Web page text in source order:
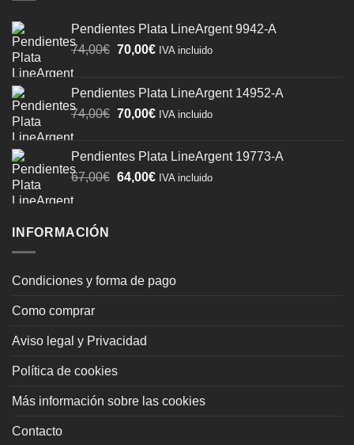
Pendientes Plata LineArgent 9942-A
74,00€ El
era:
74,00€.
70,00€El
es:
70,00€.
IVA incluido
Pendientes Plata LineArgent 14952-A
74,00€ El
era:
74,00€.
70,00€El
es:
70,00€.
IVA incluido
Pendientes Plata LineArgent 19773-A
67,00€ El
64,00€ElIVA incluido
INFORMACIÓN
Condiciones y forma de pago
Como comprar
Aviso legal y Privacidad
Política de cookies
Más información sobre las cookies
Contacto